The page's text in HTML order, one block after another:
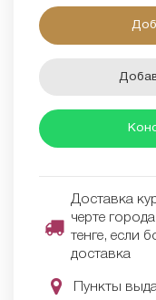
Доставка
черте
тенге, если
доставка
Пункты